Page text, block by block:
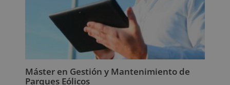
Máster en Gestión y Mantenimiento de
Parques Eólicos